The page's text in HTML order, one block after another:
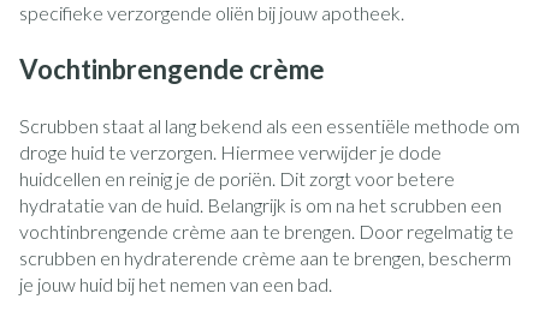
specifieke verzorgende oliën bij jouw apotheek.
Vochtinbrengende crème
Scrubben staat al lang bekend als een essentiële methode om
droge huid te verzorgen. Hiermee verwijder je dode
huidcellen en reinig je de poriën. Dit zorgt voor betere
hydratatie van de huid. Belangrijk is om na het scrubben een
vochtinbrengende crème aan te brengen. Door regelmatig te
scrubben en hydraterende crème aan te brengen, bescherm
je jouw huid bij het nemen van een bad.